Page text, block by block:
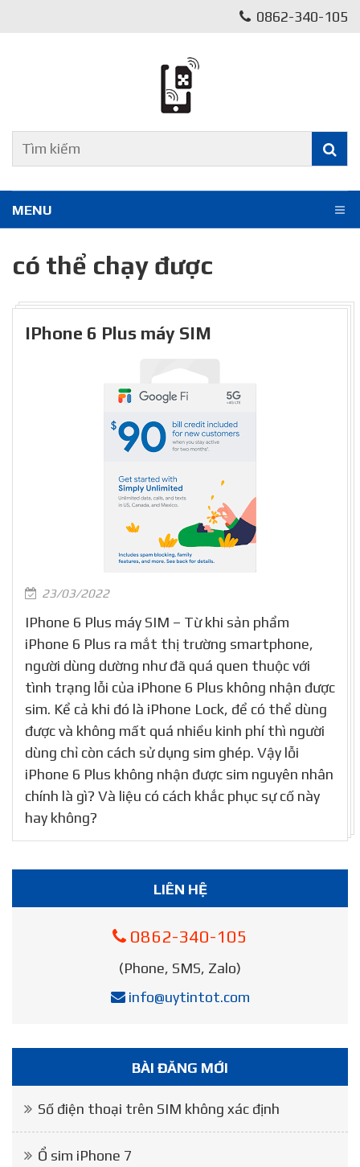
0862-340-105
MENU
có thể chạy được
IPhone 6 Plus máy SIM
23/03/2022
IPhone 6 Plus máy SIM – Từ khi sản phẩm
iPhone 6 Plus ra mắt thị trường smartphone,
người dùng dường như đã quá quen thuộc với
tình trạng lỗi của iPhone 6 Plus không nhận được
sim. Kể cả khi đó là iPhone Lock, để có thể dùng
được và không mất quá nhiều kinh phí thì người
dùng chỉ còn cách sử dụng sim ghép. Vậy lỗi
iPhone 6 Plus không nhận được sim nguyên nhân
chính là gì? Và liệu có cách khắc phục sự cố này
hay không?
LIÊN HỆ
0862-340-105
(Phone, SMS, Zalo)
info@uytintot.com
BÀI ĐĂNG MỚI
Số điện thoại trên SIM không xác định
Ổ sim iPhone 7